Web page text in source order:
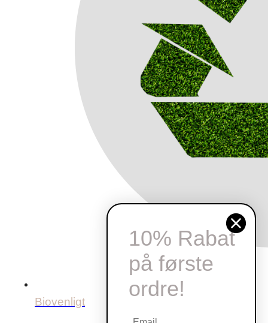
Biovenligt
10% Rabat
på første
ordre!